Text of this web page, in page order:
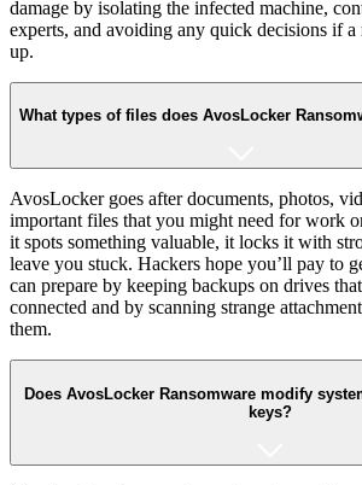
damage by isolating the infected machine,
experts, and avoiding any quick decisions if a
up.
What types of files does AvosLocker
AvosLocker goes after documents, photos,
important files that you might need for work
it spots something valuable, it locks it with
leave you stuck. Hackers hope you’ll pay to
can prepare by keeping backups on drives
connected and by scanning strange
them.
Does AvosLocker Ransomware modify
keys?